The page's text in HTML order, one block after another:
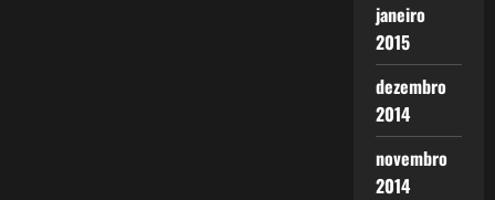
janeiro
2015
dezembro
2014
novembro
2014